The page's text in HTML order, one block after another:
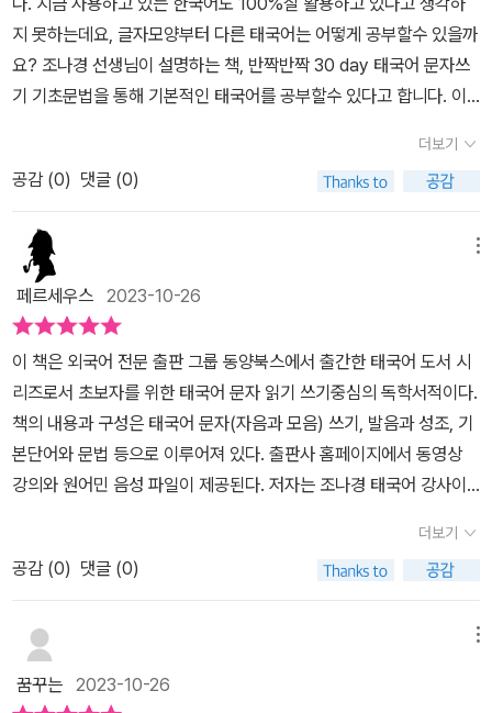
9)이라 불리는 이 기호는 ๆ라고 쓰며 태국어 키보드에 표시도 되
어 있습니다. 책에는 "빨리빨리, (강조의) 좋다, 천천히" 같은 단어들
의 예가 나옵니다. 아무것도 모르는 초보자를 충분히 배려한 친절
한 설명, 올컬러 배색 덕분에 훨씬 편하게 공부할 수 있었습니다. *출
판사에서 제공한 도서를 읽고 솔직하게, 주관적으로 작성한 후기입니
다.
용자가 독어를 배웠는데, 상급 수준으로 꽤 유창했다고, 이 사람은 어
학 공부에 진심이었던지, 프랑스어에 도전했는데, 우연히 독일사람과
만나 인사를 건네려 하는데, 독일어가 하나도 기억이 나지 않았다고.
아닌데, 태국어 적어도 여행 가서, 공항 입국심사와 택시를 타든 대중
교통을 이용하든 도심까지, 또 묵을 호텔에서 간단한 내 의사표시 정
도는 해야 하지 않을까. 대단한 결심을 하고, 100쪽에서 앞으로 되돌
아가기를 여러 번 반복 중이다. “낀” 먹다 “마이” 밥. 밥 먹을래 낀카-
우 마이. 그런데 돌아서면 잊어버린다. 얼마나 더 되돌리기를 반복해
야 할까?, 흥미로운 표현 카-우, 카-우 성조가 있어서 첫 번째 카-우
는 올렸다가 내리고, 두 번째 카-우 내렸다 올린다. 문장구조가 SVO
(주어+동사+목적어)이니, 나는 간다 학교의 형태로, 꾸미는 말은 꾸
며야 할 말 바로 뒤에 대체로. 아주 예쁜이 아니라 예쁜 아주, 요게 애
를 먹게 한다. 어형변화가 없는 게 다행이다. 성조 역시, 아마도 13세
기 태국어를 만든 람캄행대왕도 세종대왕처럼, 중국어, 여진어 등을
참조하였을까, 아무튼 고착어에 성조가 있는 것은 중국풍인 듯해서,
배우는 태국어를 적어도 3개월은 품고 살아야겠다. <출판사에서 보
지 못하는데요, 글자모양부터 다른 태국어는 어떻게 공부할수 있을까
요? 조나경 선생님이 설명하는 책, 반짝반짝 30 day 태국어 문자쓰
기 기초문법을 통해 기본적인 태국어를 공부할수 있다고 합니다. 이
적인 태국어를 활용할수 있다면 매우 즐겁고 의미있는 여행이 될수
있다고 생각합니다.태국어 알아보기, 자음, 모음 생략과 변형, 성조,
복합자움 등 기본적인 태국어 구성을 설명하고 있고 이를 통해 기초
적인 대화를 할수 있도록 설명하는 것이 책의 기본적인 구성입니다.
태국어의 어려운 점은 처음본 글자입니다. 알파벳, 한자등 쉽게 접한
문자가 아니기에 그들의 단어 하나하나를 구분하는것부터 배움의 시
작으로 생각됩니다. 알면 보이듯 단어와 문자를 공부하다면서 꼬불꼬
불한 글자나 문자로 보일수 있다고 생각됩니다.책을 보고 있으면 어
린시절 A,B,C,D...를 공부하던 시절이 생각됩니다. 아무것도 모르지
만 무조건 소리쳐 이야기 했던 알파벳을 기업하면서 태국어도 이렇게
하나하나 공부하는 시간이 필요할것 같습니다.30일 완성으로 이야기
했지만 이것은 독자들의 노력에 따라 시간이 달라질것 같다고 생각됩
니다. 하지만 분명한것은 책을 통해 기본적인 태국어 입문에는 많은
도움이 될것으로 생각됩니다.​'포스팅은 해당 업체로부터 도서를 무료
더보기
공감 (0) 댓글 (0)
페르세우스 2023-10-26
이 책은 외국어 전문 출판 그룹 동양북스에서 출간한 태국어 도서 시
리즈로서 초보자를 위한 태국어 문자 읽기 쓰기중심의 독학서적이다.
책의 내용과 구성은 태국어 문자(자음과 모음) 쓰기, 발음과 성조, 기
본단어와 문법 등으로 이루어져 있다. 출판사 홈페이지에서 동영상
강의와 원어민 음성 파일이 제공된다. 저자는 조나경 태국어 강사이
어의 기초 중심의 태국어 회화 교재이다. 사실 자음과 모음의 글자를
한 글자씩 쓰는 것 자체가 어려운 일은 아니다. 그러나그 효과와 중요
성은 생각보다 더욱 크다: 글자 모양에 익숙하지 않아 헷갈릴 때가 많
은 초보자 입장에서유용한 연습이 된다. 글자 쓰기로만 채워져 있는
공하고 있다. 회화의 구문을 접하다 보면 구문을 이루는 다양한 단어
더보기
공감 (0) 댓글 (0)
꿈꾸는 2023-10-26